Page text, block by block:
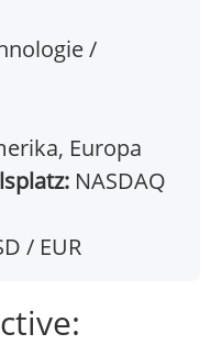
/
Europa
NASDAQ
/ EUR